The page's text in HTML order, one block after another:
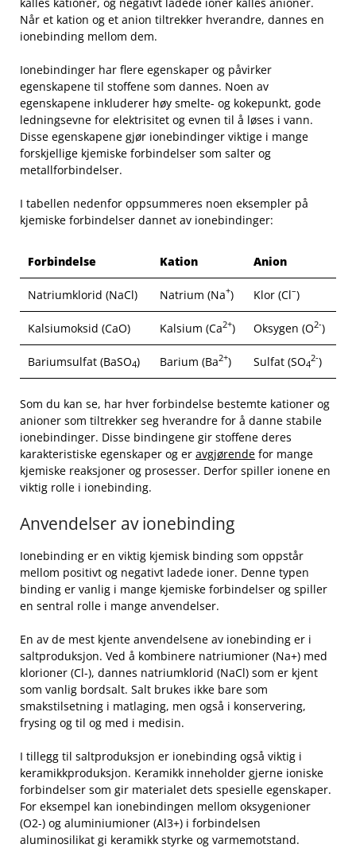
Når et‌ kation og ​et⁢ anion tiltrekker hverandre, dannes en
ionebinding ⁢mellom dem.
Ionebindinger har flere⁣ egenskaper og påvirker
egenskapene til stoffene som ⁣dannes. Noen⁤ av
egenskapene ‍inkluderer‍ høy⁣ smelte- og kokepunkt, gode
ledningsevne for elektrisitet og evnen til ⁤å løses i vann.
Disse‍ egenskapene gjør ionebindinger viktige i mange
forskjellige kjemiske​ forbindelser som ‌salter og
metallforbindelser.
I tabellen nedenfor oppsummeres noen eksempler på
kjemiske forbindelser dannet av‍ ionebindinger:
Forbindelse Kation Anion
Natriumklorid (NaCl) Natrium (Na+) Klor (Cl–)
Kalsiumoksid (CaO) Kalsium (Ca2+) Oksygen (O2-)
Bariumsulfat ​(BaSO4) Barium (Ba2+) Sulfat (SO4
2-)
Som⁢ du kan⁤ se, har hver forbindelse bestemte kationer og
anioner som tiltrekker seg hverandre for å danne stabile
ionebindinger. Disse bindingene ‌gir ‌stoffene deres
karakteristiske ‌egenskaper og er avgjørende ⁢for mange
kjemiske⁣ reaksjoner og prosesser. Derfor spiller ​ionene en
viktig rolle i ionebinding.
Anvendelser av ionebinding
Ionebinding er en viktig kjemisk binding som oppstår
⁤mellom positivt og ‍negativt ladede ioner. Denne typen
binding er vanlig‍ i mange kjemiske‍ forbindelser ⁢og spiller
en ⁣sentral⁣ rolle i mange anvendelser.‍
En av de mest kjente anvendelsene av ionebinding er i
saltproduksjon. Ved å kombinere natriumioner ⁤(Na+) med
klorioner‍ (Cl-), dannes natriumklorid (NaCl) som er kjent
som‌ vanlig bordsalt. Salt brukes ikke bare som
⁤smakstilsetning i matlaging, men også i konservering,
frysing ‌og til ​og med i medisin.
I tillegg ​til saltproduksjon er ionebinding også viktig i
⁢keramikkproduksjon. Keramikk​ inneholder gjerne ioniske
‍forbindelser⁢ som gir materialet dets ‍spesielle egenskaper.
For eksempel kan ionebindingen mellom oksygenioner
(O2-) og aluminiumioner (Al3+) i forbindelsen
aluminosilikat gi keramikk styrke og varmemotstand.